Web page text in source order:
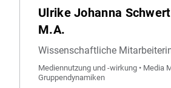
Ulrike Johanna
M.A.
Wissenschaftliche
Mediennutzung und -wirkung • Media
Gruppendynamiken